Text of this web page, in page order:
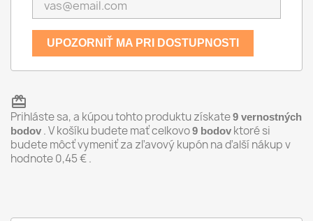
UPOZORNIŤ MA PRI DOSTUPNOSTI
redeem
Prihláste sa, a kúpou tohto produktu získate9 vernostných
bodov . V košíku budete mať celkovo9 bodov ktoré si
budete môcť vymeniť za zľavový kupón na ďalší nákup v
hodnote0,45 €.